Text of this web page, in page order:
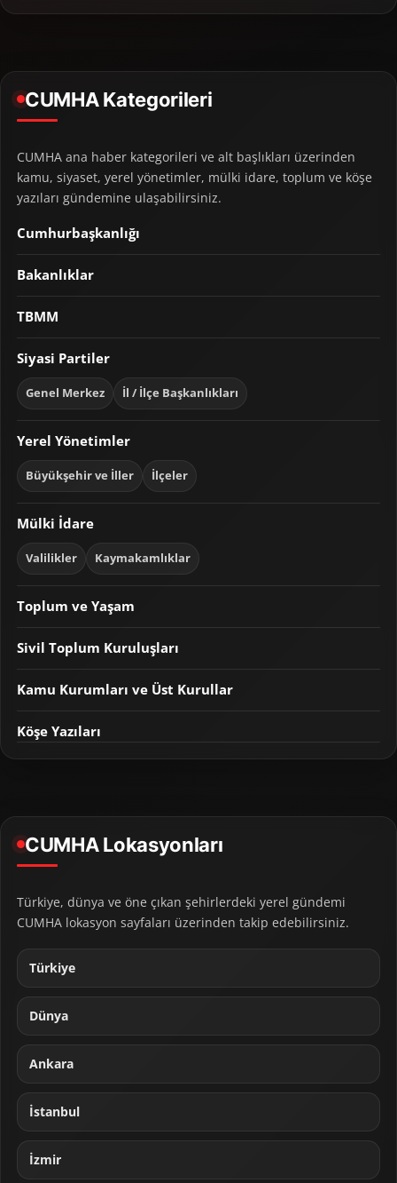
CUMHA Kategorileri
CUMHA ana haber kategorileri ve alt başlıkları üzerinden
kamu, siyaset, yerel yönetimler, mülki idare, toplum ve köşe
yazıları gündemine ulaşabilirsiniz.
Cumhurbaşkanlığı
Bakanlıklar
TBMM
Siyasi Partiler
Genel Merkez İl / İlçe Başkanlıkları
Yerel Yönetimler
Büyükşehir ve İller İlçeler
Mülki İdare
Valilikler Kaymakamlıklar
Toplum ve Yaşam
Sivil Toplum Kuruluşları
Kamu Kurumları ve Üst Kurullar
Köşe Yazıları
CUMHA Lokasyonları
Türkiye, dünya ve öne çıkan şehirlerdeki yerel gündemi
CUMHA lokasyon sayfaları üzerinden takip edebilirsiniz.
Türkiye
Dünya
Ankara
İstanbul
İzmir